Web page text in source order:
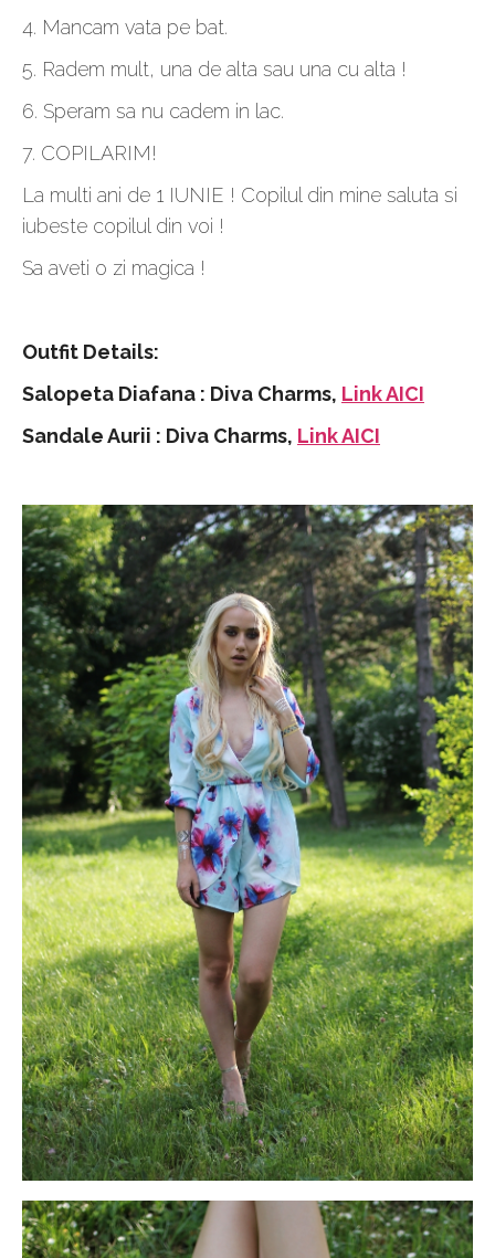
4. Mancam vata pe bat.
5. Radem mult, una de alta sau una cu alta !
6. Speram sa nu cadem in lac.
7. COPILARIM!
La multi ani de 1 IUNIE ! Copilul din mine saluta si
iubeste copilul din voi !
Sa aveti o zi magica !
Outfit Details:
Salopeta Diafana : Diva Charms, Link AICI
Sandale Aurii : Diva Charms, Link AICI